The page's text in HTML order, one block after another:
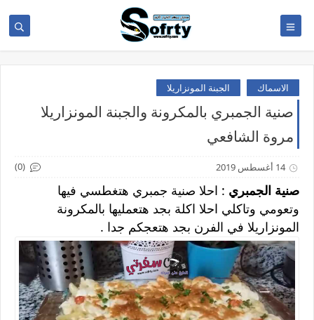
الاسماك الجبنة المونزاريلا
صنية الجمبري بالمكرونة والجبنة المونزاريلا
مروة الشافعي
14 أغسطس 2019 (0)
صنية الجمبري : احلا صنية جمبري هتغطسي فيها
وتعومي وتاكلي احلا اكلة بجد هتعمليها بالمكرونة
المونزاريلا في الفرن بجد هتعجكم جدا .